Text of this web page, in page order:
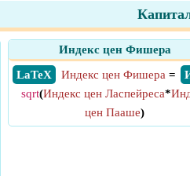
Индекс цен Фишера
​ LaTeX
Индекс цен Фишера =
sqrt(Индекс цен Ласпейреса*
цен Пааше)